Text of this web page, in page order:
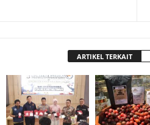
ARTIKEL TERKAIT